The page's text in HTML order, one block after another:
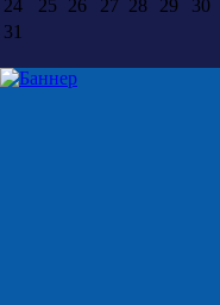
24
25 26 27 28 29
30
31